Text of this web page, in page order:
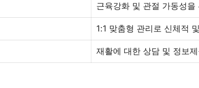
근육강화 및 관절 가동성을
1:1 맞춤형 관리로 신체적
재활에 대한 상담 및 정보